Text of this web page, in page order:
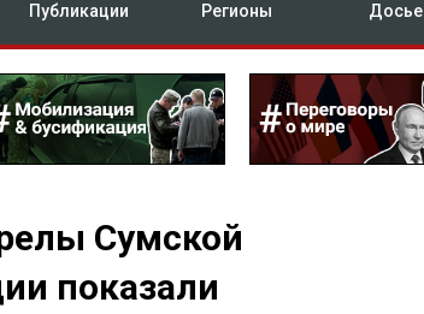
Публикации Регионы Досье
Сумской
показали